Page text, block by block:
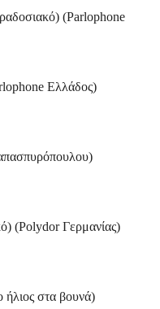
(Parlophone
Ελλάδος)
(Polydor Γερμανίας)
στα βουνά)